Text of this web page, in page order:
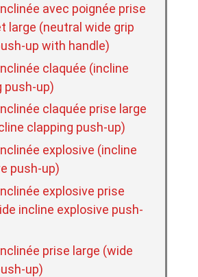
avec poignée prise
large (neutral wide grip
up with handle)
claquée (incline
push-up)
claquée prise large
clapping push-up)
explosive (incline
push-up)
explosive prise
incline explosive push-
prise large (wide
up)